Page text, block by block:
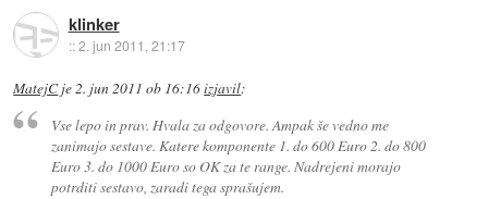
klinker
::2. jun 2011, 21:17
MatejCje2. jun 2011 ob 16:16izjavil:
Vse lepo in prav. Hvala za odgovore. Ampak še vedno me
zanimajo sestave. Katere komponente 1. do 600 Euro 2. do 800
Euro 3. do 1000 Euro so OK za te range. Nadrejeni morajo
potrditi sestavo, zaradi tega sprašujem.